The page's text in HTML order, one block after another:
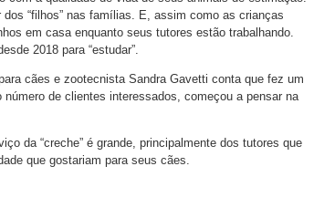
“filhos” nas famílias. E, assim como as crianças
em casa enquanto seus tutores estão trabalhando.
2018 para “estudar”.
cães e zootecnista Sandra Gavetti conta que fez um
de clientes interessados, começou a pensar na
da “creche” é grande, principalmente dos tutores que
que gostariam para seus cães.